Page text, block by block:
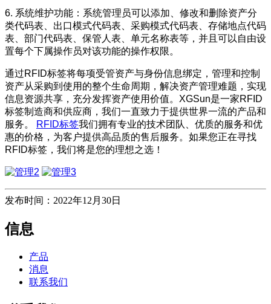
6. 系统维护功能：系统管理员可以添加、修改和删除资产分
类代码表、出口模式代码表、采购模式代码表、存储地点代码
表、部门代码表、保管人表、单元名称表等，并且可以自由设
置每个下属操作员对该功能的操作权限。
通过RFID标签将每项受管资产与身份信息绑定，管理和控制
资产从采购到使用的整个生命周期，解决资产管理难题，实现
信息资源共享，充分发挥资产使用价值。XGSun是一家RFID
标签制造商和供应商，我们一直致力于提供世界一流的产品和
服务。
RFID标签我们拥有专业的技术团队、优质的服务和优
惠的价格，为客户提供高品质的售后服务。如果您正在寻找
RFID标签，我们将是您的理想之选！
发布时间：2022年12月30日
信息
产品
消息
联系我们